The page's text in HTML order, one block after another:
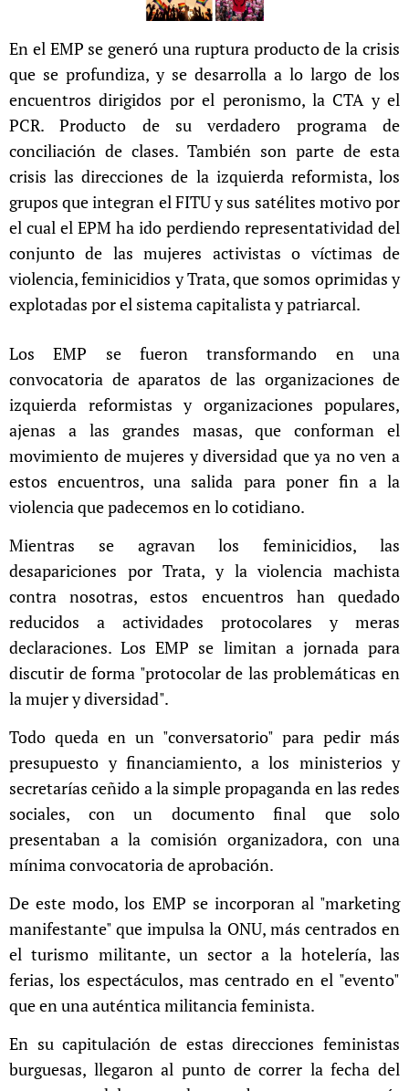
En el EMP se generó una ruptura producto de la crisis
que se profundiza, y se desarrolla a lo largo de los
encuentros dirigidos por el peronismo, la CTA y el
PCR. Producto de su verdadero programa de
conciliación de clases. También son parte de esta
crisis las direcciones de la izquierda reformista, los
grupos que integran el FITU y sus satélites motivo por
el cual el EPM ha ido perdiendo representatividad del
conjunto de las mujeres activistas o víctimas de
violencia, feminicidios y Trata, que somos oprimidas y
explotadas por el sistema capitalista y patriarcal.
Los EMP se fueron transformando en una
convocatoria de aparatos de las organizaciones de
izquierda reformistas y organizaciones populares,
ajenas a las grandes masas, que conforman el
movimiento de mujeres y diversidad que ya no ven a
estos encuentros, una salida para poner fin a la
violencia que padecemos en lo cotidiano.
Mientras se agravan los feminicidios, las
desapariciones por Trata, y la violencia machista
contra nosotras, estos encuentros han quedado
reducidos a actividades protocolares y meras
declaraciones. Los EMP se limitan a jornada para
discutir de forma "protocolar de las problemáticas en
la mujer y diversidad".
Todo queda en un "conversatorio" para pedir más
presupuesto y financiamiento, a los ministerios y
secretarías ceñido a la simple propaganda en las redes
sociales, con un documento final que solo
presentaban a la comisión organizadora, con una
mínima convocatoria de aprobación.
De este modo, los EMP se incorporan al "marketing
manifestante" que impulsa la ONU, más centrados en
el turismo militante, un sector a la hotelería, las
ferias, los espectáculos, mas centrado en el "evento"
que en una auténtica militancia feminista.
En su capitulación de estas direcciones feministas
burguesas, llegaron al punto de correr la fecha del